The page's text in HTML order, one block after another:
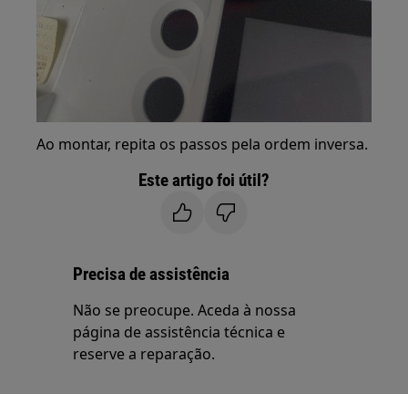
Ao montar, repita os passos pela ordem inversa.
Este artigo foi útil?
Precisa de assistência
Não se preocupe. Aceda à nossa
página de assistência técnica e
reserve a reparação.